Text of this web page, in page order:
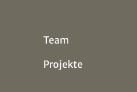
Team
Projekte